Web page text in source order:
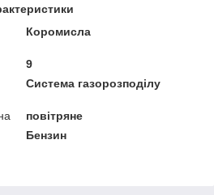
Коромисла
9
Система газорозподілу
повітряне
Бензин